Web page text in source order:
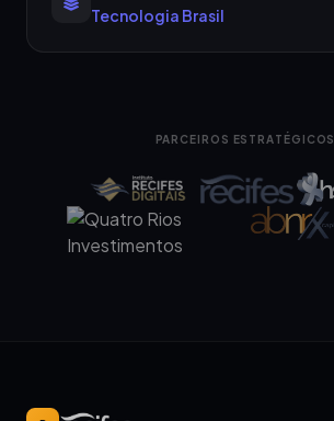
Tecnologia Brasil
PARCEIROS ESTRATÉGICOS